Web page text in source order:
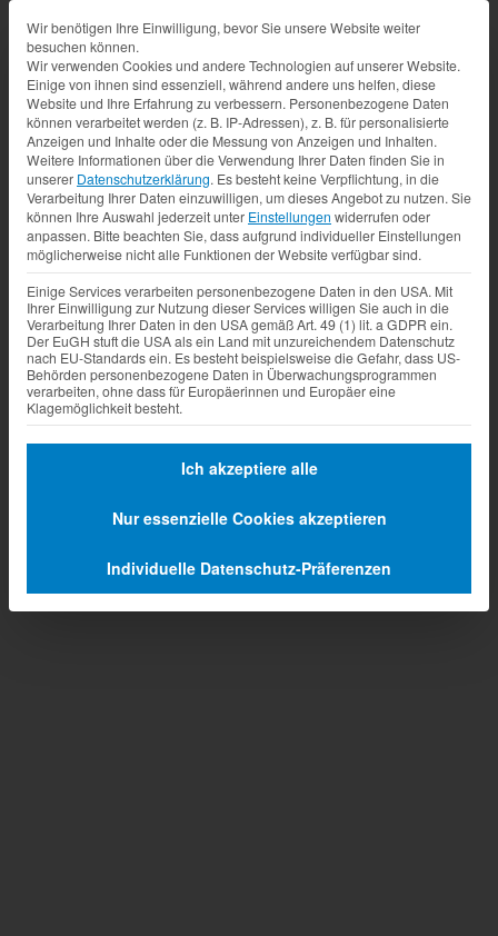
Datenschutz-Präferenz
Wir benötigen Ihre Einwilligung, bevor Sie unsere Website weiter
besuchen können.
Wir verwenden Cookies und andere Technologien auf unserer Website.
Einige von ihnen sind essenziell, während andere uns helfen, diese
Website und Ihre Erfahrung zu verbessern. Personenbezogene Daten
können verarbeitet werden (z. B. IP-Adressen), z. B. für personalisierte
Anzeigen und Inhalte oder die Messung von Anzeigen und Inhalten.
Weitere Informationen über die Verwendung Ihrer Daten finden Sie in
unserer Datenschutzerklärung. Es besteht keine Verpflichtung, in die
Verarbeitung Ihrer Daten einzuwilligen, um dieses Angebot zu nutzen. Sie
können Ihre Auswahl jederzeit unter Einstellungen widerrufen oder
anpassen. Bitte beachten Sie, dass aufgrund individueller Einstellungen
möglicherweise nicht alle Funktionen der Website verfügbar sind.
Einige Services verarbeiten personenbezogene Daten in den USA. Mit
Ihrer Einwilligung zur Nutzung dieser Services willigen Sie auch in die
Verarbeitung Ihrer Daten in den USA gemäß Art. 49 (1) lit. a GDPR ein.
Der EuGH stuft die USA als ein Land mit unzureichendem Datenschutz
nach EU-Standards ein. Es besteht beispielsweise die Gefahr, dass US-
Behörden personenbezogene Daten in Überwachungsprogrammen
verarbeiten, ohne dass für Europäerinnen und Europäer eine
Klagemöglichkeit besteht.
Ich akzeptiere alle
Nur essenzielle Cookies akzeptieren
Individuelle Datenschutz-Präferenzen